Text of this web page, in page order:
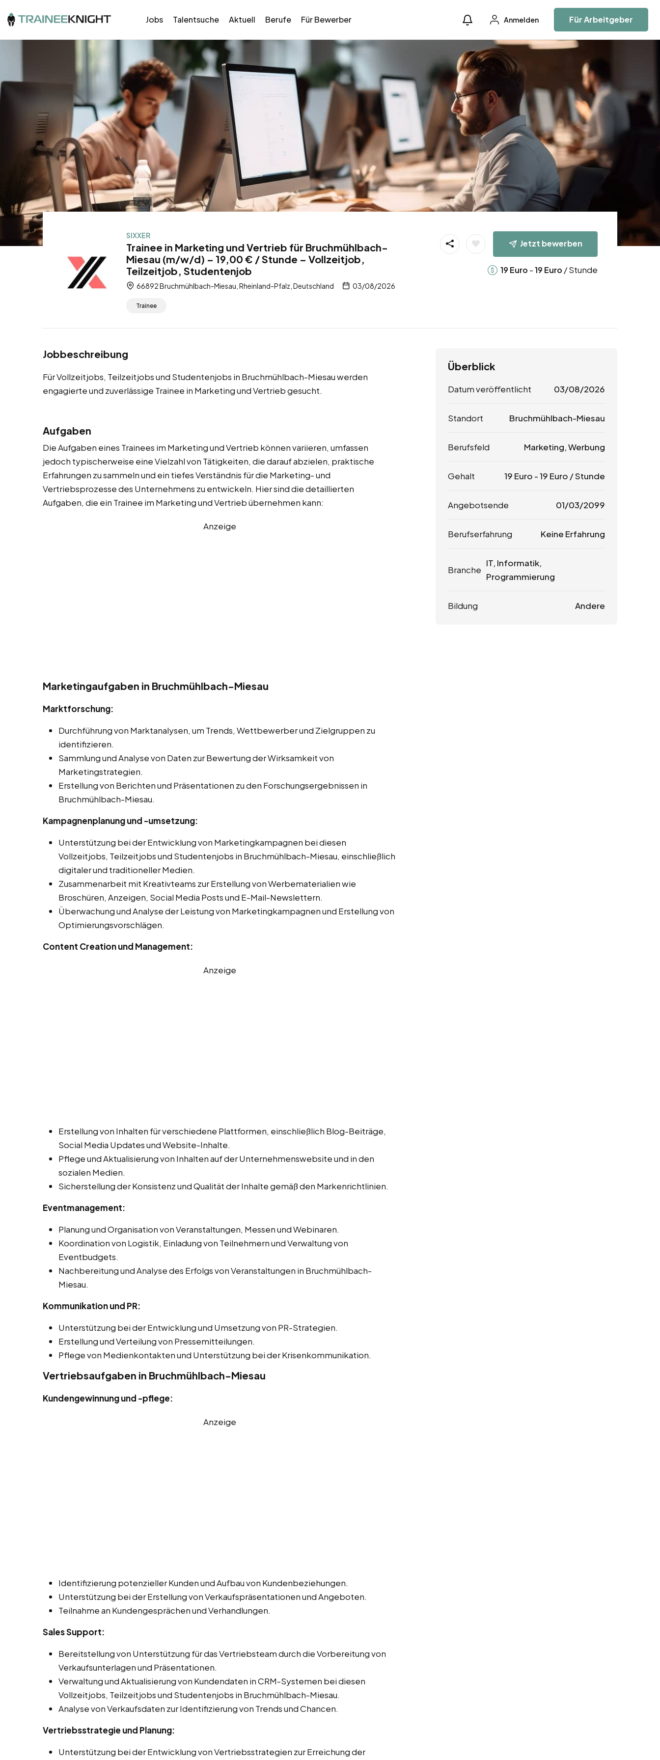
Jobs Talentsuche Aktuell Berufe Für Bewerber Anmelden Für Arbeitgeber
SIXXER
Trainee in Marketing und Vertrieb für Bruchmühlbach-
Miesau (m/w/d) – 19,00 € / Stunde – Vollzeitjob,
Teilzeitjob, Studentenjob
66892 Bruchmühlbach-Miesau, Rheinland-Pfalz, Deutschland 03/08/2026
Trainee
Jetzt bewerben
19 Euro -19 Euro / Stunde
Jobbeschreibung
Für Vollzeitjobs, Teilzeitjobs und Studentenjobs in Bruchmühlbach-Miesau werden
engagierte und zuverlässige Trainee in Marketing und Vertrieb gesucht.
Aufgaben
Die Aufgaben eines Trainees im Marketing und Vertrieb können variieren, umfassen
jedoch typischerweise eine Vielzahl von Tätigkeiten, die darauf abzielen, praktische
Erfahrungen zu sammeln und ein tiefes Verständnis für die Marketing- und
Vertriebsprozesse des Unternehmens zu entwickeln. Hier sind die detaillierten
Aufgaben, die ein Trainee im Marketing und Vertrieb übernehmen kann:
Anzeige
Marketingaufgaben in Bruchmühlbach-Miesau
Marktforschung:
Durchführung von Marktanalysen, um Trends, Wettbewerber und Zielgruppen zu
identifizieren.
Sammlung und Analyse von Daten zur Bewertung der Wirksamkeit von
Marketingstrategien.
Erstellung von Berichten und Präsentationen zu den Forschungsergebnissen in
Bruchmühlbach-Miesau.
Kampagnenplanung und -umsetzung:
Unterstützung bei der Entwicklung von Marketingkampagnen bei diesen
Vollzeitjobs, Teilzeitjobs und Studentenjobs in Bruchmühlbach-Miesau, einschließlich
digitaler und traditioneller Medien.
Zusammenarbeit mit Kreativteams zur Erstellung von Werbematerialien wie
Broschüren, Anzeigen, Social Media Posts und E-Mail-Newslettern.
Überwachung und Analyse der Leistung von Marketingkampagnen und Erstellung von
Optimierungsvorschlägen.
Content Creation und Management:
Anzeige
Erstellung von Inhalten für verschiedene Plattformen, einschließlich Blog-Beiträge,
Social Media Updates und Website-Inhalte.
Pflege und Aktualisierung von Inhalten auf der Unternehmenswebsite und in den
sozialen Medien.
Sicherstellung der Konsistenz und Qualität der Inhalte gemäß den Markenrichtlinien.
Eventmanagement:
Planung und Organisation von Veranstaltungen, Messen und Webinaren.
Koordination von Logistik, Einladung von Teilnehmern und Verwaltung von
Eventbudgets.
Nachbereitung und Analyse des Erfolgs von Veranstaltungen in Bruchmühlbach-
Miesau.
Kommunikation und PR:
Unterstützung bei der Entwicklung und Umsetzung von PR-Strategien.
Erstellung und Verteilung von Pressemitteilungen.
Pflege von Medienkontakten und Unterstützung bei der Krisenkommunikation.
Vertriebsaufgaben in Bruchmühlbach-Miesau
Kundengewinnung und -pflege:
Anzeige
Identifizierung potenzieller Kunden und Aufbau von Kundenbeziehungen.
Unterstützung bei der Erstellung von Verkaufspräsentationen und Angeboten.
Teilnahme an Kundengesprächen und Verhandlungen.
Sales Support:
Bereitstellung von Unterstützung für das Vertriebsteam durch die Vorbereitung von
Verkaufsunterlagen und Präsentationen.
Verwaltung und Aktualisierung von Kundendaten in CRM-Systemen bei diesen
Vollzeitjobs, Teilzeitjobs und Studentenjobs in Bruchmühlbach-Miesau.
Analyse von Verkaufsdaten zur Identifizierung von Trends und Chancen.
Vertriebsstrategie und Planung:
Unterstützung bei der Entwicklung von Vertriebsstrategien zur Erreichung der
Überblick
Datum veröffentlicht 03/08/2026
Standort Bruchmühlbach-Miesau
Berufsfeld Marketing, Werbung
Gehalt 19 Euro -19 Euro / Stunde
Angebotsende 01/03/2099
Berufserfahrung Keine Erfahrung
Branche
IT, Informatik,
Programmierung
Bildung Andere